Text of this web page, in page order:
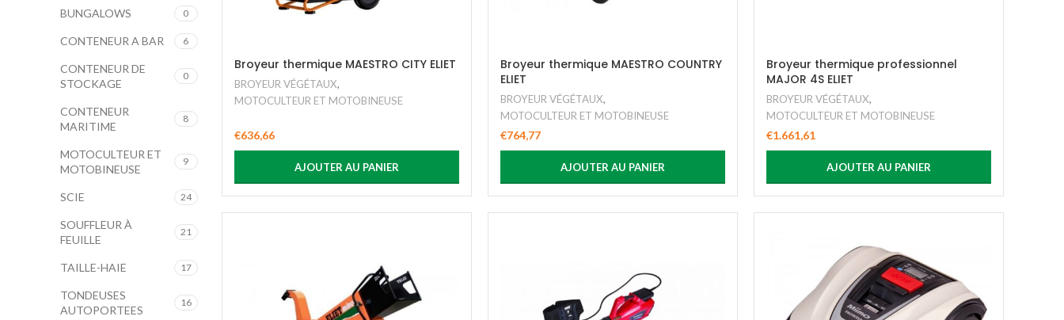
BUNGALOWS 0
CONTENEUR A BAR 6
CONTENEUR DE
STOCKAGE
0
CONTENEUR
MARITIME
8
MOTOCULTEUR ET
MOTOBINEUSE
9
SCIE 24
SOUFFLEUR À
FEUILLE
21
TAILLE-HAIE 17
TONDEUSES
AUTOPORTEES
16
Broyeur thermique MAESTRO CITY ELIET
BROYEUR VÉGÉTAUX,
MOTOCULTEUR ET MOTOBINEUSE
€636,66
AJOUTER AU PANIER
Broyeur thermique MAESTRO COUNTRY
ELIET
BROYEUR VÉGÉTAUX,
MOTOCULTEUR ET MOTOBINEUSE
€764,77
AJOUTER AU PANIER
Broyeur thermique professionnel
MAJOR 4S ELIET
BROYEUR VÉGÉTAUX,
MOTOCULTEUR ET MOTOBINEUSE
€1.661,61
AJOUTER AU PANIER